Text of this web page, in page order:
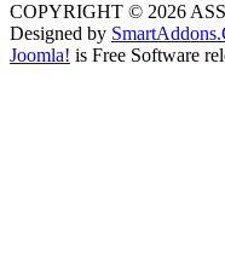
COPYRIGHT © 2026
Designed by
Joomla! is Free Software